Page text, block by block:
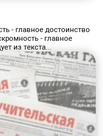
- главное достоинство
- главное
из текста...